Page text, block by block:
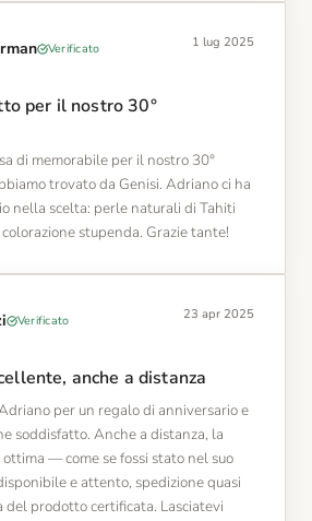
Verificato 1 lug 2025
per il nostro 30°
di memorabile per il nostro 30°
trovato da Genisi. Adriano ci ha
nella scelta: perle naturali di Tahiti
stupenda. Grazie tante!
Verificato 23 apr 2025
anche a distanza
per un regalo di anniversario e
soddisfatto. Anche a distanza, la
— come se fossi stato nel suo
e attento, spedizione quasi
del prodotto certificata. Lasciatevi